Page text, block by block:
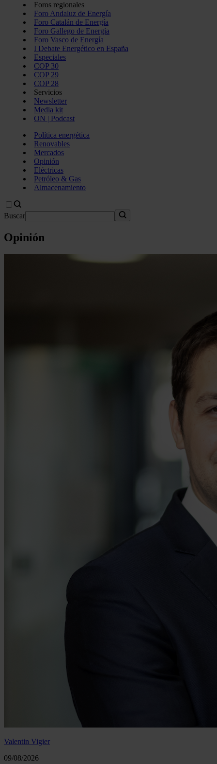
Foros regionales
Foro Andaluz de Energía
Foro Catalán de Energía
Foro Gallego de Energía
Foro Vasco de Energía
I Debate Energético en España
Especiales
COP 30
COP 29
COP 28
Servicios
Newsletter
Media kit
ON | Podcast
Política energética
Renovables
Mercados
Opinión
Eléctricas
Petróleo & Gas
Almacenamiento
Buscar
Opinión
Valentin Vigier
09/08/2026